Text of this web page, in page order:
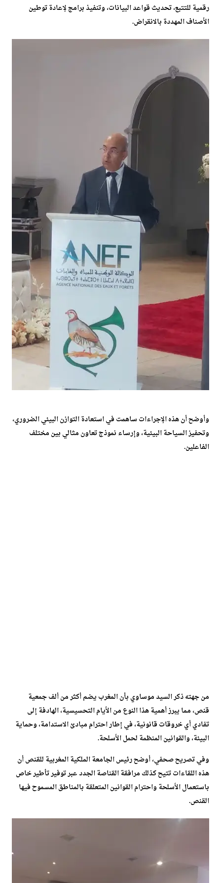
رقمية للتتبع، تحديث قواعد البيانات، وتنفيذ برامج لإعادة توطين
الأصناف المهددة بالانقراض.
وأوضح أن هذه الإجراءات ساهمت في استعادة التوازن البيئي الضروري،
وتحفيز السياحة البيئية، وإرساء نموذج تعاون مثالي بين مختلف
الفاعلين.
من جهته ذكر السيد موساوي بأن المغرب يضم أكثر من ألف جمعية
قنص، مما يبرز أهمية هذا النوع من الأيام التحسيسية، الهادفة إلى
تفادي أي خروقات قانونية، في إطار احترام مبادئ الاستدامة، وحماية
البيئة، والقوانين المنظمة لحمل الأسلحة.
وفي تصريح صحفي، أوضح رئيس الجامعة الملكية المغربية للقنص أن
هذه اللقاءات تتيح كذلك مرافقة القناصة الجدد عبر توفير تأطير خاص
باستعمال الأسلحة واحترام القوانين المتعلقة بالمناطق المسموح فيها
القنص.